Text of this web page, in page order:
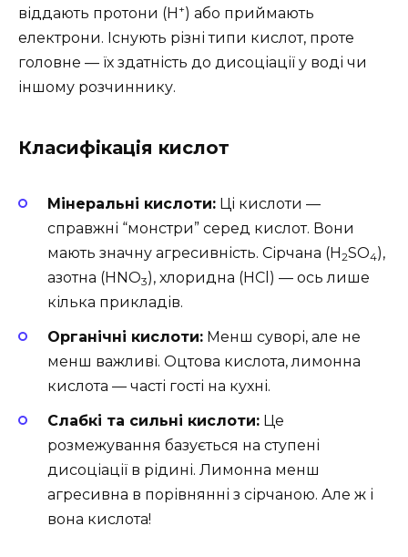
віддають протони (H+) або приймають
електрони. Існують різні типи кислот, проте
головне — їх здатність до дисоціації у воді чи
іншому розчиннику.
Класифікація кислот
Мінеральні кислоти: Ці кислоти —
справжні “монстри” серед кислот. Вони
мають значну агресивність. Сірчана (H2SO4),
азотна (HNO3), хлоридна (HCl) — ось лише
кілька прикладів.
Органічні кислоти: Менш суворі, але не
менш важливі. Оцтова кислота, лимонна
кислота — часті гості на кухні.
Слабкі та сильні кислоти: Це
розмежування базується на ступені
дисоціації в рідині. Лимонна менш
агресивна в порівнянні з сірчаною. Але ж і
вона кислота!